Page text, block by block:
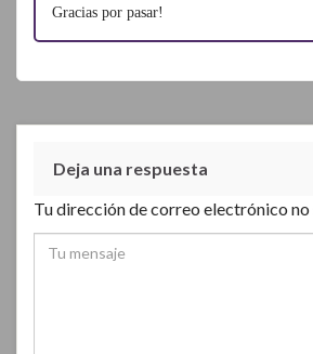
Gracias por pasar!
Deja una respuesta
Tu dirección de correo electrónico no